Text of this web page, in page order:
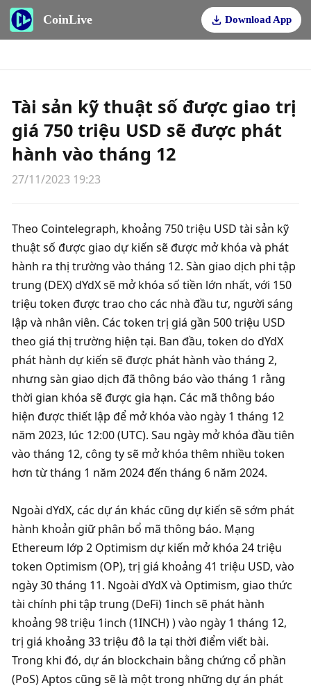
CoinLive Download App
Tài sản kỹ thuật số được giao trị
giá 750 triệu USD sẽ được phát
hành vào tháng 12
27/11/2023 19:23
Theo Cointelegraph, khoảng 750 triệu USD tài sản kỹ
thuật số được giao dự kiến ​​sẽ được mở khóa và phát
hành ra thị trường vào tháng 12. Sàn giao dịch phi tập
trung (DEX) dYdX sẽ mở khóa số tiền lớn nhất, với 150
triệu token được trao cho các nhà đầu tư, người sáng
lập và nhân viên. Các token trị giá gần 500 triệu USD
theo giá thị trường hiện tại. Ban đầu, token do dYdX
phát hành dự kiến ​​sẽ được phát hành vào tháng 2,
nhưng sàn giao dịch đã thông báo vào tháng 1 rằng
thời gian khóa sẽ được gia hạn. Các mã thông báo
hiện được thiết lập để mở khóa vào ngày 1 tháng 12
năm 2023, lúc 12:00 (UTC). Sau ngày mở khóa đầu tiên
vào tháng 12, công ty sẽ mở khóa thêm nhiều token
hơn từ tháng 1 năm 2024 đến tháng 6 năm 2024.
Ngoài dYdX, các dự án khác cũng dự kiến ​​​​sẽ sớm phát
hành khoản giữ phân bổ mã thông báo. Mạng
Ethereum lớp 2 Optimism dự kiến ​​​​mở khóa 24 triệu
token Optimism (OP), trị giá khoảng 41 triệu USD, vào
ngày 30 tháng 11. Ngoài dYdX và Optimism, giao thức
tài chính phi tập trung (DeFi) 1inch sẽ phát hành
khoảng 98 triệu 1inch (1INCH) ) vào ngày 1 tháng 12,
trị giá khoảng 33 triệu đô la tại thời điểm viết bài.
Trong khi đó, dự án blockchain bằng chứng cổ phần
(PoS) Aptos cũng sẽ là một trong những dự án phát